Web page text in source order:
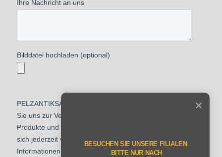
BESUCHEN SIE UNSERE FILIALEN
BITTE NUR NACH